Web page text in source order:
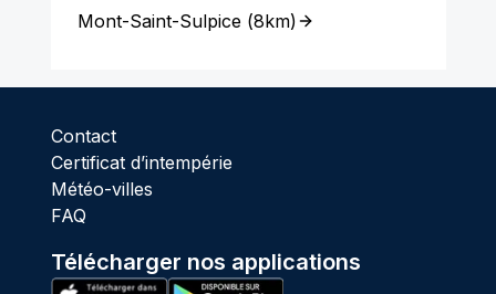
Mont-Saint-Sulpice(8km)
Contact
Certificat d’intempérie
Météo-villes
FAQ
Télécharger nos applications